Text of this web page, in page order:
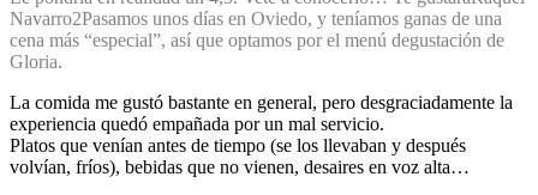
Navarro2Pasamos unos días en Oviedo, y teníamos ganas de una
cena más “especial”, así que optamos por el menú degustación de
Gloria.
La comida me gustó bastante en general, pero desgraciadamente la
experiencia quedó empañada por un mal servicio.
Platos que venían antes de tiempo (se los llevaban y después
volvían, fríos), bebidas que no vienen, desaires en voz alta…